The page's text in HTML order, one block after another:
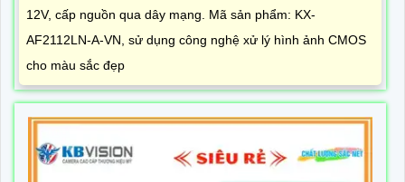
12V, cấp nguồn qua dây mạng. Mã sản phẩm: KX-
AF2112LN-A-VN, sử dụng công nghệ xử lý hình ảnh CMOS
cho màu sắc đẹp